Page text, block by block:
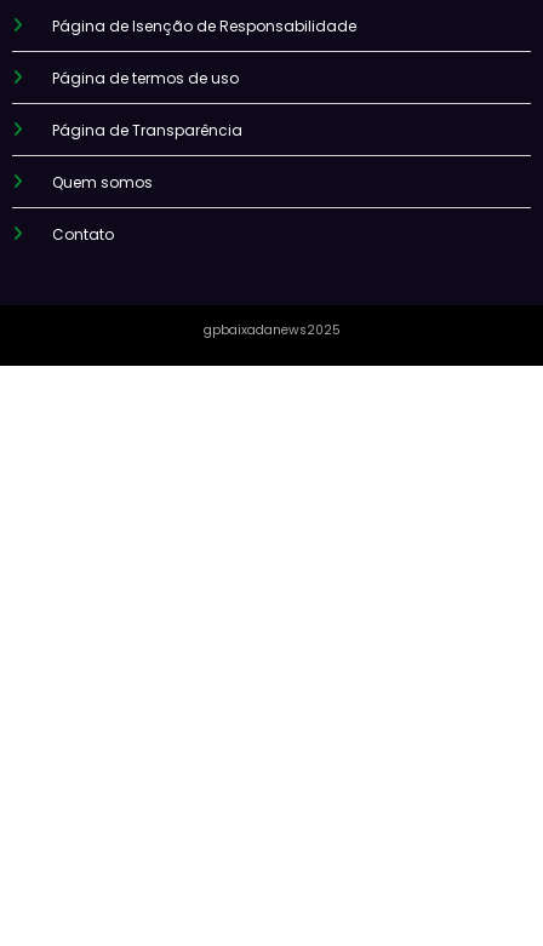
Página de Isenção de Responsabilidade
Página de termos de uso
Página de Transparência
Quem somos
Contato
gpbaixadanews2025